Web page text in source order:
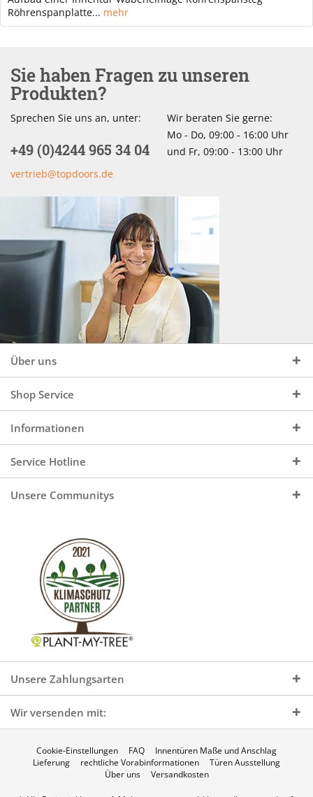
Röhrenspanplatte... mehr
Sie haben Fragen zu unseren
Produkten?
Sprechen Sie uns an, unter:
+49 (0)4244 965 34 04
vertrieb@topdoors.de
Wir beraten Sie gerne:
Mo - Do, 09:00 - 16:00 Uhr
und Fr, 09:00 - 13:00 Uhr
Über uns
Shop Service
Informationen
Service Hotline
Unsere Communitys
Unsere Zahlungsarten
Wir versenden mit:
Cookie-Einstellungen FAQ
Innentüren Maße und Anschlag
Lieferung
rechtliche Vorabinformationen
Türen Ausstellung
Über uns
Versandkosten